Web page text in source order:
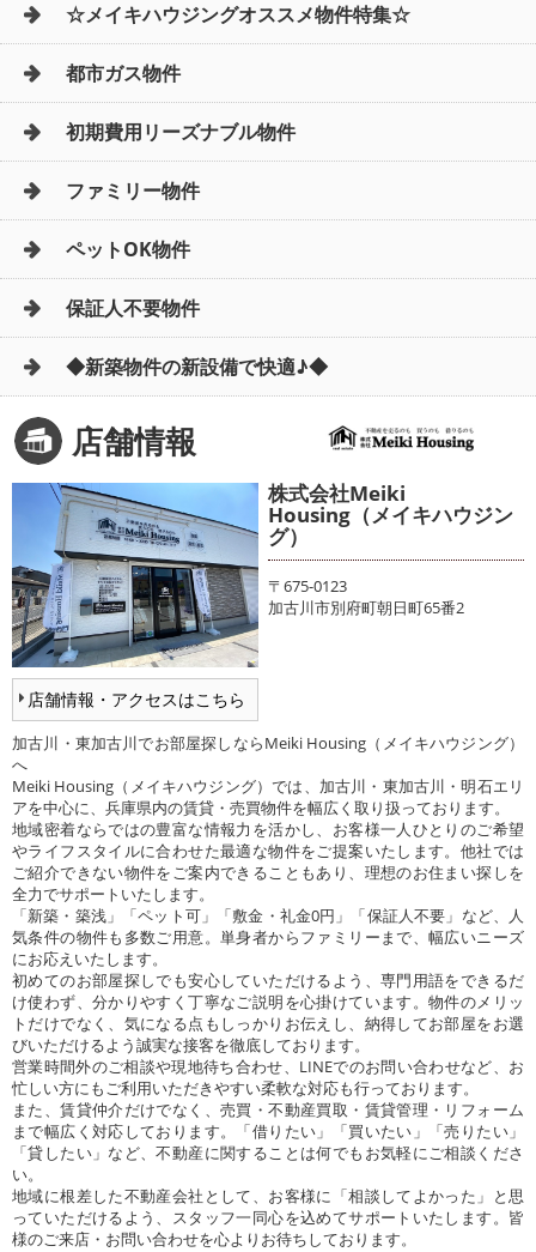
☆メイキハウジングオススメ物件特集☆
都市ガス物件
初期費用リーズナブル物件
ファミリー物件
ペットOK物件
保証人不要物件
◆新築物件の新設備で快適♪◆
店舗情報
店舗情報・アクセスはこちら
株式会社Meiki
Housing（メイキハウジン
グ）
〒675-0123
加古川市別府町朝日町65番2
加古川・東加古川でお部屋探しならMeiki Housing（メイキハウジング）
へ
Meiki Housing（メイキハウジング）では、加古川・東加古川・明石エリ
アを中心に、兵庫県内の賃貸・売買物件を幅広く取り扱っております。
地域密着ならではの豊富な情報力を活かし、お客様一人ひとりのご希望
やライフスタイルに合わせた最適な物件をご提案いたします。他社では
ご紹介できない物件をご案内できることもあり、理想のお住まい探しを
全力でサポートいたします。
「新築・築浅」「ペット可」「敷金・礼金0円」「保証人不要」など、人
気条件の物件も多数ご用意。単身者からファミリーまで、幅広いニーズ
にお応えいたします。
初めてのお部屋探しでも安心していただけるよう、専門用語をできるだ
け使わず、分かりやすく丁寧なご説明を心掛けています。物件のメリッ
トだけでなく、気になる点もしっかりお伝えし、納得してお部屋をお選
びいただけるよう誠実な接客を徹底しております。
営業時間外のご相談や現地待ち合わせ、LINEでのお問い合わせなど、お
忙しい方にもご利用いただきやすい柔軟な対応も行っております。
また、賃貸仲介だけでなく、売買・不動産買取・賃貸管理・リフォーム
まで幅広く対応しております。「借りたい」「買いたい」「売りたい」
「貸したい」など、不動産に関することは何でもお気軽にご相談くださ
い。
地域に根差した不動産会社として、お客様に「相談してよかった」と思
っていただけるよう、スタッフ一同心を込めてサポートいたします。皆
様のご来店・お問い合わせを心よりお待ちしております。